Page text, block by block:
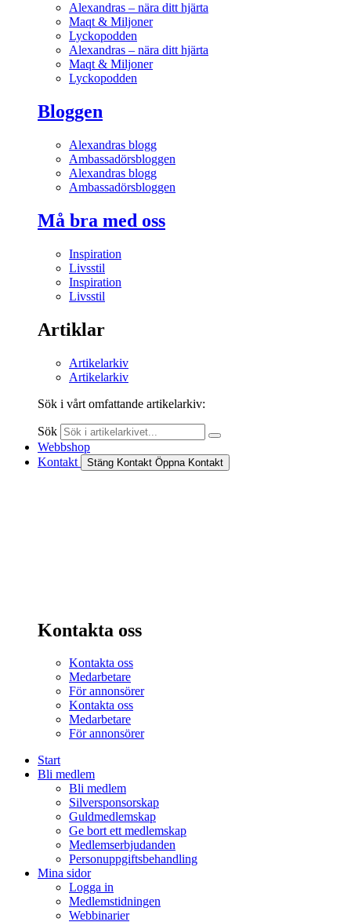
Alexandras – nära ditt hjärta
Maqt & Miljoner
Lyckopodden
Alexandras – nära ditt hjärta
Maqt & Miljoner
Lyckopodden
Bloggen
Alexandras blogg
Ambassadörsbloggen
Alexandras blogg
Ambassadörsbloggen
Må bra med oss
Inspiration
Livsstil
Inspiration
Livsstil
Artiklar
Artikelarkiv
Artikelarkiv
Sök i vårt omfattande artikelarkiv:
Sök
Webbshop
Kontakt
Stäng Kontakt Öppna Kontakt
Kontakta oss
Kontakta oss
Medarbetare
För annonsörer
Kontakta oss
Medarbetare
För annonsörer
Start
Bli medlem
Bli medlem
Silversponsorskap
Guldmedlemskap
Ge bort ett medlemskap
Medlemserbjudanden
Personuppgiftsbehandling
Mina sidor
Logga in
Medlemstidningen
Webbinarier